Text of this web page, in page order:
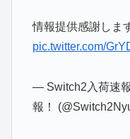
情報提供感謝しま
pic.twitter.com/
— Switch2入荷速
報！